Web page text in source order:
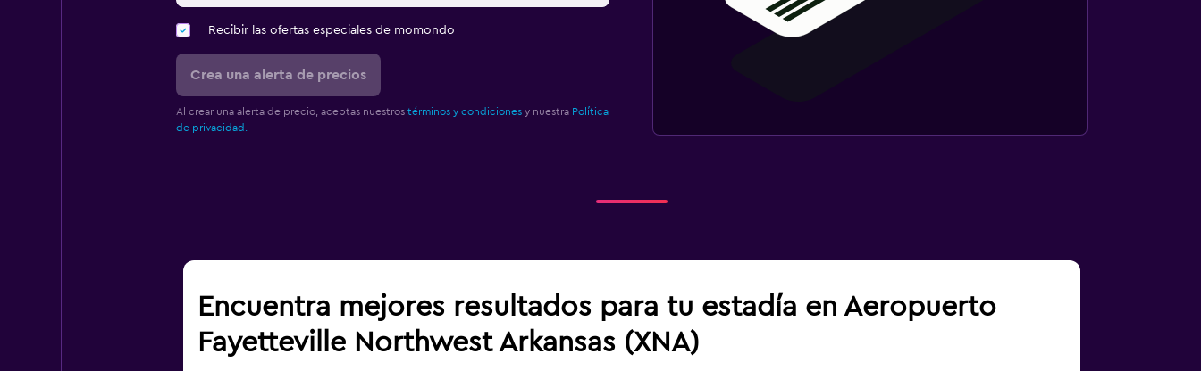
Recibir las ofertas especiales de momondo
Crea una alerta de precios
Al crear una alerta de precio, aceptas nuestros términos y condicionesy nuestra Política
de privacidad.
Encuentra mejores resultados para tu estadía en Aeropuerto
Fayetteville Northwest Arkansas (XNA)